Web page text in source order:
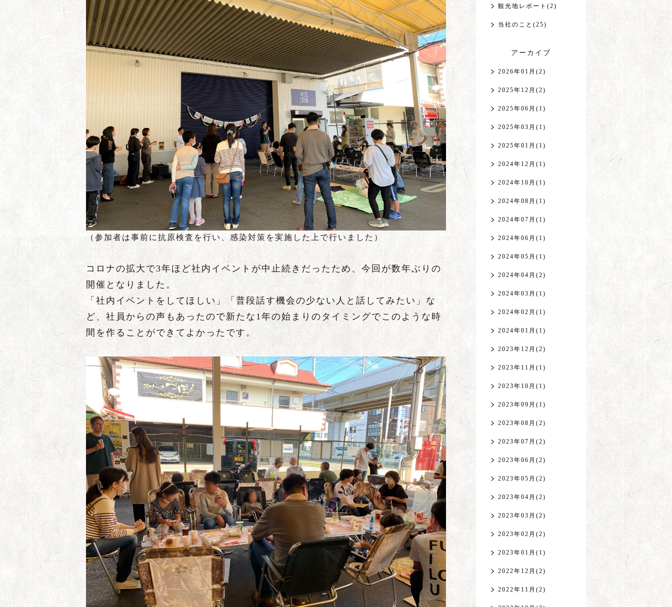
（参加者は事前に抗原検査を行い、感染対策を実施した上で行いました）
コロナの拡大で3年ほど社内イベントが中止続きだったため、今回が数年ぶりの
開催となりました。
「社内イベントをしてほしい」「普段話す機会の少ない人と話してみたい」な
ど、社員からの声もあったので新たな1年の始まりのタイミングでこのような時
間を作ることができてよかったです。
観光地レポート(2)
当社のこと(25)
アーカイブ
2026年01月(2)
2025年12月(2)
2025年06月(1)
2025年03月(1)
2025年01月(1)
2024年12月(1)
2024年10月(1)
2024年08月(1)
2024年07月(1)
2024年06月(1)
2024年05月(1)
2024年04月(2)
2024年03月(1)
2024年02月(1)
2024年01月(1)
2023年12月(2)
2023年11月(1)
2023年10月(1)
2023年09月(1)
2023年08月(2)
2023年07月(2)
2023年06月(2)
2023年05月(2)
2023年04月(2)
2023年03月(2)
2023年02月(2)
2023年01月(1)
2022年12月(2)
2022年11月(2)